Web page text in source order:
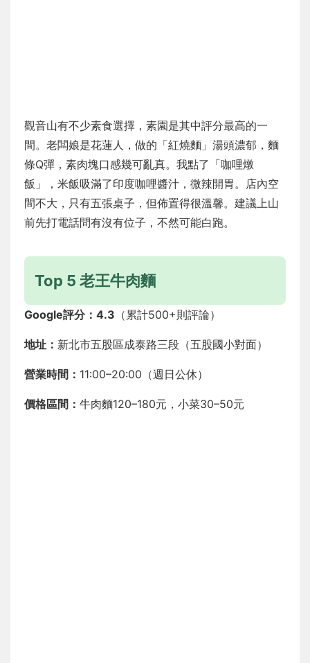
觀音山有不少素食選擇，素園是其中評分最高的一
間。老闆娘是花蓮人，做的「紅燒麵」湯頭濃郁，麵
條Q彈，素肉塊口感幾可亂真。我點了「咖哩燉
飯」，米飯吸滿了印度咖哩醬汁，微辣開胃。店內空
間不大，只有五張桌子，但佈置得很溫馨。建議上山
前先打電話問有沒有位子，不然可能白跑。
Top 5 老王牛肉麵
Google評分：4.3 （累計500+則評論）
地址： 新北市五股區成泰路三段（五股國小對面）
營業時間： 11:00–20:00（週日公休）
價格區間： 牛肉麵120–180元，小菜30–50元